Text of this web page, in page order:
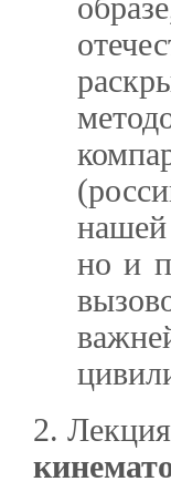
нашей
но и
2.